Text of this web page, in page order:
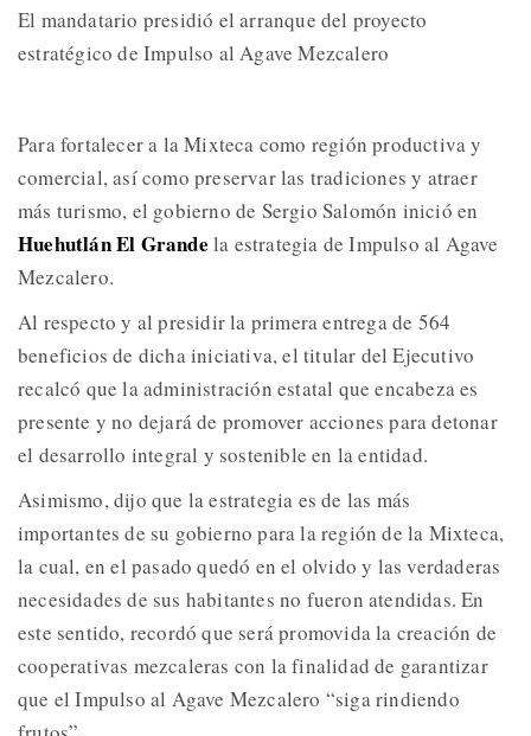
El mandatario presidió el arranque del proyecto
estratégico de Impulso al Agave Mezcalero
Para fortalecer a la Mixteca como región productiva y
comercial, así como preservar las tradiciones y atraer
más turismo, el gobierno de Sergio Salomón inició en
Huehutlán El Grande la estrategia de Impulso al Agave
Mezcalero.
Al respecto y al presidir la primera entrega de 564
beneficios de dicha iniciativa, el titular del Ejecutivo
recalcó que la administración estatal que encabeza es
presente y no dejará de promover acciones para detonar
el desarrollo integral y sostenible en la entidad.
Asimismo, dijo que la estrategia es de las más
importantes de su gobierno para la región de la Mixteca,
la cual, en el pasado quedó en el olvido y las verdaderas
necesidades de sus habitantes no fueron atendidas. En
este sentido, recordó que será promovida la creación de
cooperativas mezcaleras con la finalidad de garantizar
que el Impulso al Agave Mezcalero “siga rindiendo